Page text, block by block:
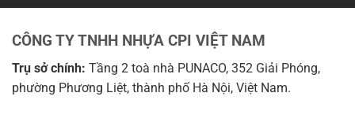
CÔNG TY TNHH NHỰA CPI VIỆT NAM
Trụ sở chính: Tầng 2 toà nhà PUNACO, 352 Giải Phóng,
phường Phương Liệt, thành phố Hà Nội, Việt Nam.